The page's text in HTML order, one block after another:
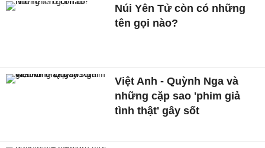
Núi Yên Tử còn có những
tên gọi nào?
Việt Anh - Quỳnh Nga và
những cặp sao 'phim giả
tình thật' gây sốt